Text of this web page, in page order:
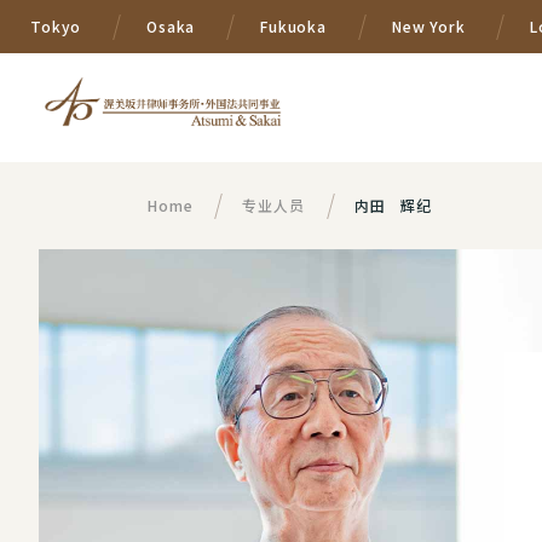
Tokyo Osaka Fukuoka New York
Home 专业人员 内田 辉纪